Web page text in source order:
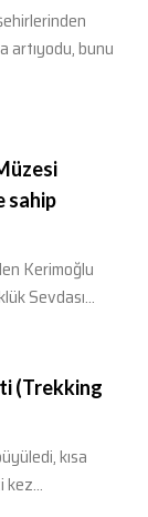
artıyodu, bunu
sahip
Kerimoğlu
Sevdası...
(Trekking
kısa